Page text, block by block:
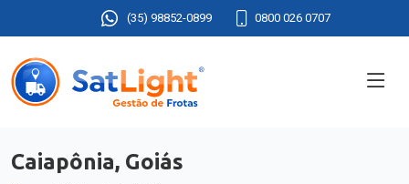
(35) 98852-0899 0800 026 0707
Caiapônia, Goiás